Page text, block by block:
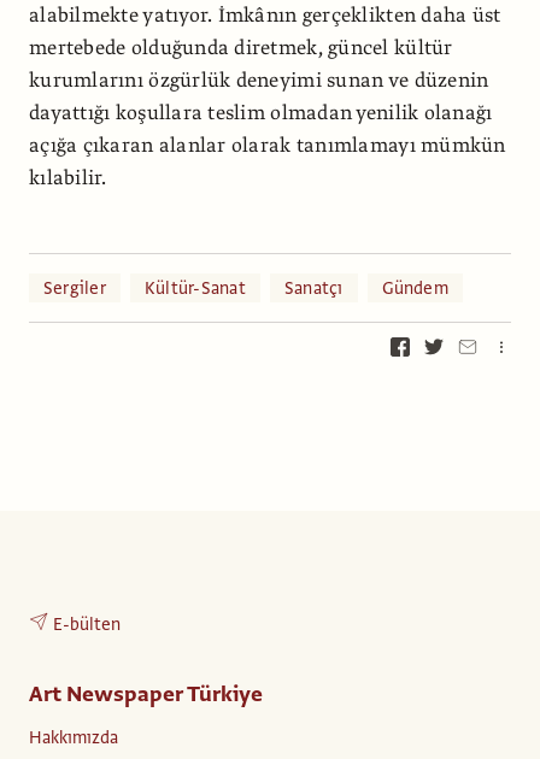
alabilmekte yatıyor. İmkânın gerçeklikten daha üst
mertebede olduğunda diretmek, güncel kültür
kurumlarını özgürlük deneyimi sunan ve düzenin
dayattığı koşullara teslim olmadan yenilik olanağı
açığa çıkaran alanlar olarak tanımlamayı mümkün
kılabilir.
Sergiler Kültür-Sanat Sanatçı Gündem
E-bülten
Art Newspaper Türkiye
Hakkımızda